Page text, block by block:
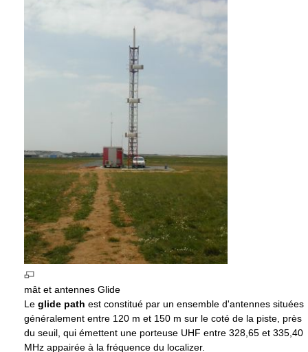
mât et antennes Glide
Le glide path est constitué par un ensemble d'antennes situées
généralement entre 120 m et 150 m sur le coté de la piste, près
du seuil, qui émettent une porteuse UHF entre 328,65 et 335,40
MHz appairée à la fréquence du localizer.